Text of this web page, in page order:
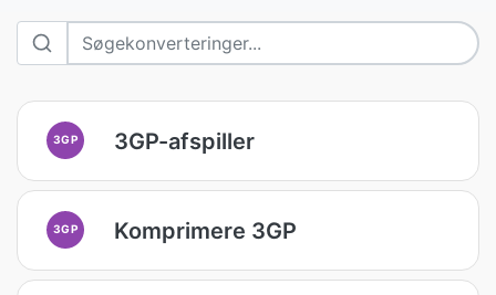
3GP 3GP-afspiller
3GP Komprimere 3GP